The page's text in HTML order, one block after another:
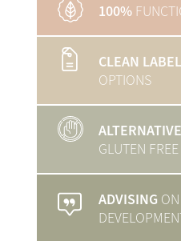
100%
CLEAN LABEL
OPTIONS
GLUTEN FREE
ADVISING